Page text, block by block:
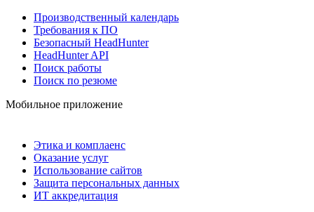
Производственный календарь
Требования к ПО
Безопасный HeadHunter
HeadHunter API
Поиск работы
Поиск по резюме
Мобильное приложение
Этика и комплаенс
Оказание услуг
Использование сайтов
Защита персональных данных
ИТ аккредитация